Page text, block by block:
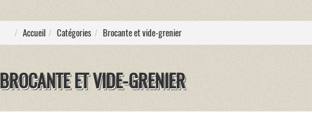
Accueil Catégories Brocante et vide-grenier
BROCANTE ET VIDE-GRENIER